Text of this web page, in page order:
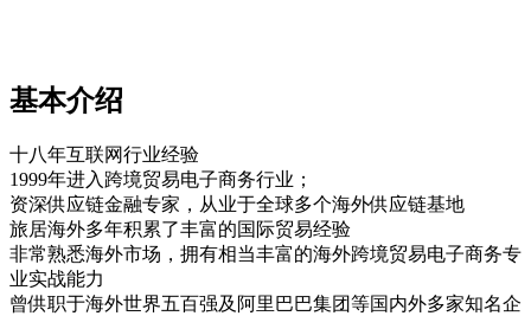
基本介绍
十八年互联网行业经验
1999年进入跨境贸易电子商务行业；
资深供应链金融专家，从业于全球多个海外供应链基地
旅居海外多年积累了丰富的国际贸易经验
非常熟悉海外市场，拥有相当丰富的海外跨境贸易电子商务专
业实战能力
曾供职于海外世界五百强及阿里巴巴集团等国内外多家知名企